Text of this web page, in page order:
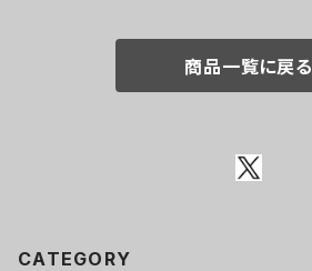
商品一覧に戻る
CATEGORY